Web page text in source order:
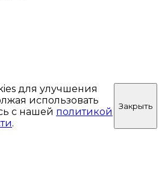
для улучшения
использовать
с нашей политикой
.
Закрыть